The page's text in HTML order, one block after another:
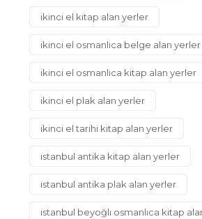
ikinci el kitap alan yerler
ikinci el osmanlıca belge alan yerler
ikinci el osmanlıca kitap alan yerler
ikinci el plak alan yerler
ikinci el tarihi kitap alan yerler
istanbul antika kitap alan yerler
istanbul antika plak alan yerler
istanbul beyoğlı osmanlıca kitap